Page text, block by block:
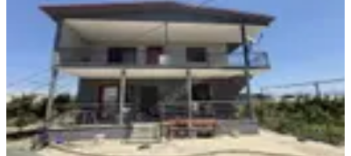
İzmir, Menderes
2+1·115 m²· 2. Kat· 02.07.2026
25.000 ₺
Güleç GayrimenkulEmel Güleç
Ara